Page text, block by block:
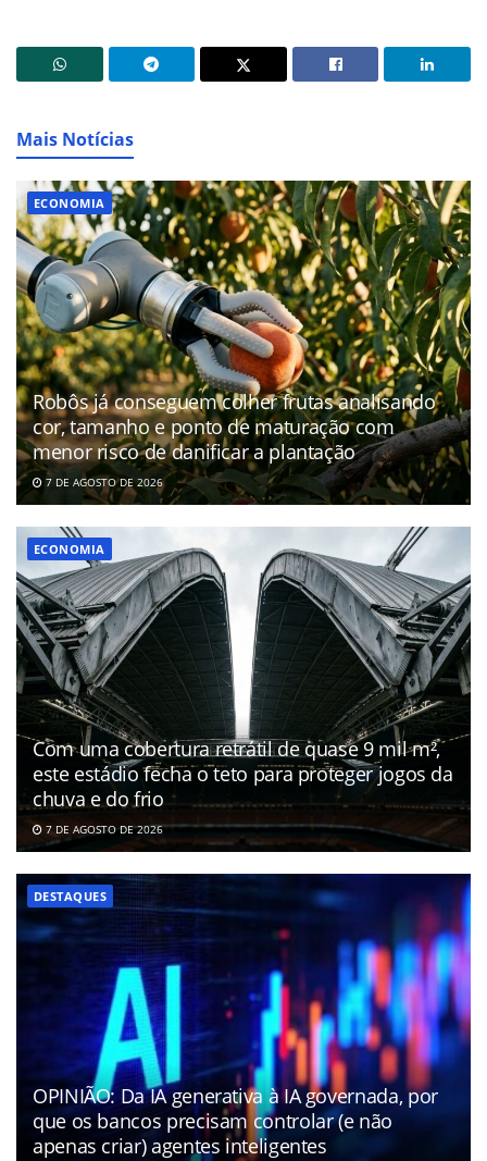
Mais Notícias
ECONOMIA
Robôs já conseguem colher frutas analisando
cor, tamanho e ponto de maturação com
menor risco de danificar a plantação
7 DE AGOSTO DE 2026
ECONOMIA
Com uma cobertura retrátil de quase 9 mil m²,
este estádio fecha o teto para proteger jogos da
chuva e do frio
7 DE AGOSTO DE 2026
DESTAQUES
OPINIÃO: Da IA generativa à IA governada, por
que os bancos precisam controlar (e não
apenas criar) agentes inteligentes